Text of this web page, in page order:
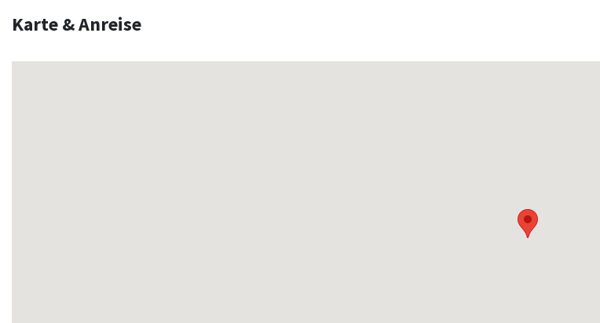
Karte & Anreise